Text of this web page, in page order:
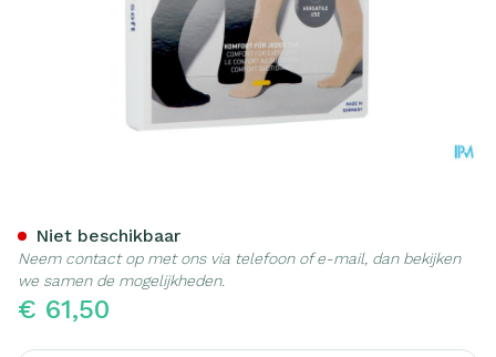
€ 61,50
Niet beschikbaar
Neem contact op met ons via telefoon of e-mail, dan bekijken
we samen de mogelijkheden.